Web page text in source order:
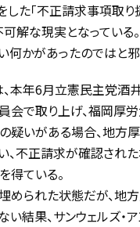
た「不正請求事項取り
解な現実となっている
かがあったのではと邪
、本年6月立憲民主党酒
会で取り上げ、福岡厚
の疑いがある場合、地方
、不正請求が確認され
得ている。
められた状態だが、地
結果、サンウェルズ・